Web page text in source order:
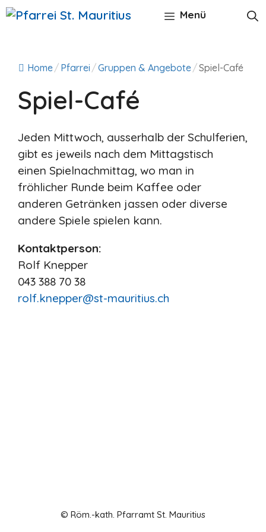
Zum
Inhalt
Menü
Home/ Pfarrei /Gruppen & Angebote/Spiel-Café
Spiel-Café
Jeden Mittwoch, ausserhalb der Schulferien,
gibt es jeweils nach dem Mittagstisch
einen Spielnachmittag, wo man in
fröhlicher Runde beim Kaffee oder
anderen Getränken jassen oder diverse
andere Spiele spielen kann.
Kontaktperson:
Rolf Knepper
043 388 70 38
rolf.knepper@st-mauritius.ch
© Röm.-kath. Pfarramt St. Mauritius